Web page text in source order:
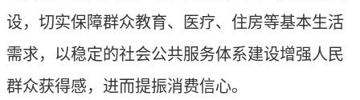
设，切实保障群众教育、医疗、住房等基本生活
需求，以稳定的社会公共服务体系建设增强人民
群众获得感，进而提振消费信心。